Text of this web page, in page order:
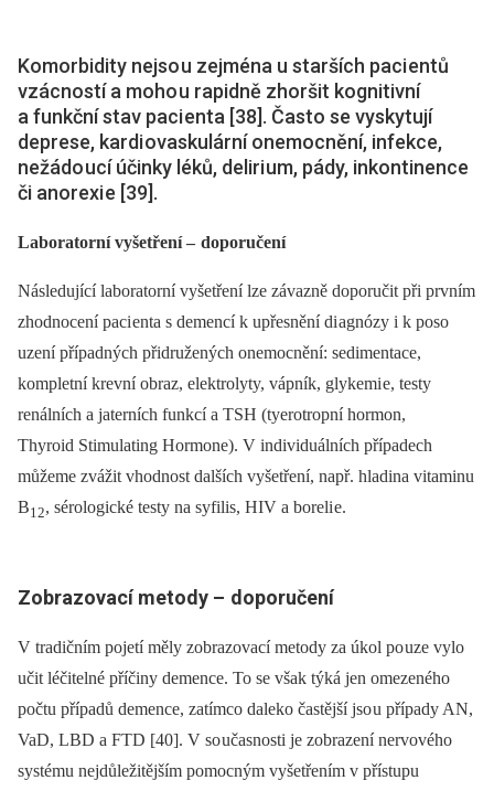
Komorbidity nejso u zejména u starších paci entů
vzácností a moho u rapidně zhoršit kognitivní
a funkční stav paci enta [38]. Často se vyskytují
deprese, kardi ovaskulární onemocnění, infekce,
nežádo ucí účinky léků, deliri um, pády, inkontinence
či anorexi e [39].
Laboratorní vyšetření – doporučení
Následující laboratorní vyšetření lze zá­vazně doporučit při prvním
zhodnocení paci enta s demencí k upřesnění di agnózy i k poso
uzení případných přidružených onemocnění: sedimentace,
kompletní krevní obraz, elektrolyty, vápník, glykemi e, testy
renálních a jaterních funkcí a TSH (tyerotropní hormon,
Thyroid Stimu­lating Hormone). V individuálních případech
můžeme zvážit vhodnost dalších vyšetření, např. hladina vitaminu
B12, sérologické testy na syfilis, HIV a boreli e.
Zobrazovací metody – doporučení
V tradičním pojetí měly zobrazovací metody za úkol po uze vylo
učit léčitelné příčiny demence. To se však týká jen omezeného
počtu případů demence, zatímco daleko častější jso u případy AN,
VaD, LBD a FTD [40]. V so učasnosti je zobrazení nervového
systému nejdůležitějším pomocným vyšetřením v přístupu